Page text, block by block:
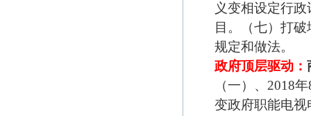
义变相设定行
目。（七）打
规定和做法。
政府顶层驱动：
（一）、2018
变政府职能电